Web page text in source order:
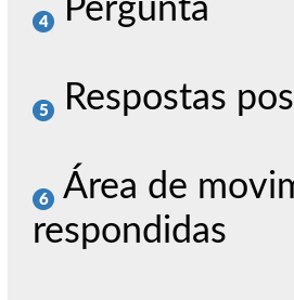
Pergunta
Respostas
Área de
respondidas